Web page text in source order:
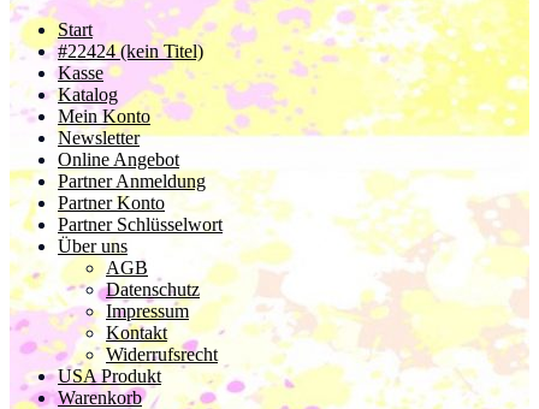
Start
#22424 (kein Titel)
Kasse
Katalog
Mein Konto
Newsletter
Online Angebot
Partner Anmeldung
Partner Konto
Partner Schlüsselwort
Über uns
AGB
Datenschutz
Impressum
Kontakt
Widerrufsrecht
USA Produkt
Warenkorb